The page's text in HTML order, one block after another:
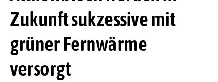
Zukunft sukzessive mit
grüner Fernwärme
versorgt